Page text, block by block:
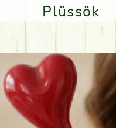
Plüssök